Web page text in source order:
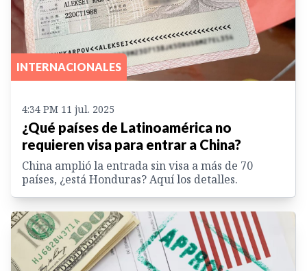
INTERNACIONALES
4:34 PM 11 jul. 2025
¿Qué países de Latinoamérica no
requieren visa para entrar a China?
China amplió la entrada sin visa a más de 70
países, ¿está Honduras? Aquí los detalles.